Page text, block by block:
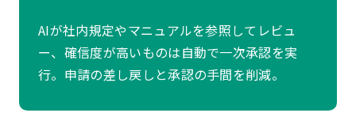
AIが社内規定やマニュアルを参照してレビュ
ー、確信度が高いものは自動で一次承認を実
行。申請の差し戻しと承認の手間を削減。